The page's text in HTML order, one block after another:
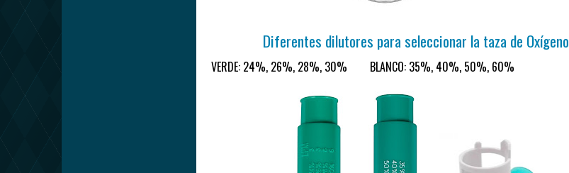
Diferentes dilutores para seleccionar la taza de Oxígeno
VERDE: 24%, 26%, 28%, 30% BLANCO: 35%, 40%, 50%, 60%